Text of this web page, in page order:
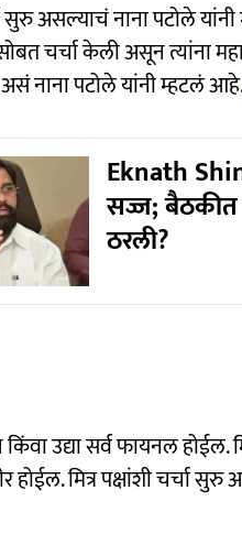
सुरु असल्याचं नाना पटोले
चर्चा केली असून त्यांना
नाना पटोले यांनी म्हटलं
Eknath
सज्ज; बैठकीत
ठरली?
उद्या सर्व फायनल
होईल. मित्र पक्षांशी